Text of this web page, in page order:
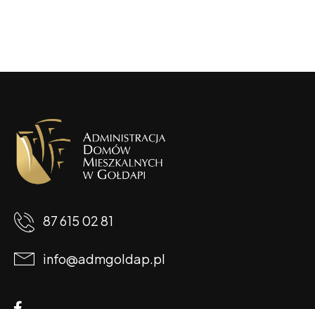
87 615 02 81
info@admgoldap.pl